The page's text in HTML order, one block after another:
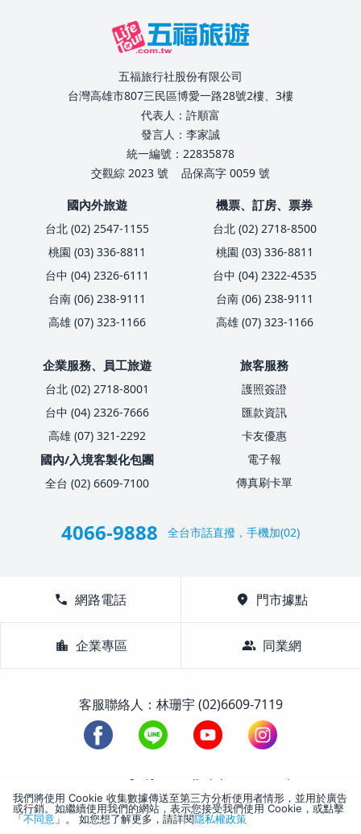
五福旅行社股份有限公司
台灣高雄市807三民區博愛一路28號2樓、3樓
代表人：許順富
發言人：李家誠
統一編號：22835878
交觀綜 2023 號
品保高字 0059 號
國內外旅遊
台北 (02) 2547-1155
桃園 (03) 336-8811
台中 (04) 2326-6111
台南 (06) 238-9111
高雄 (07) 323-1166
機票、訂房、票券
台北 (02) 2718-8500
桃園 (03) 336-8811
台中 (04) 2322-4535
台南 (06) 238-9111
高雄 (07) 323-1166
企業服務、員工旅遊
台北 (02) 2718-8001
台中 (04) 2326-7666
高雄 (07) 321-2292
國內/入境客製化包團
全台 (02) 6609-7100
旅客服務
護照簽證
匯款資訊
卡友優惠
電子報
傳真刷卡單
4066-9888 全台市話直撥，手機加(02)
call 網路電話 location_on 門市據點
location_city 企業專區 group 同業網
客服聯絡人：林珊宇 (02)6609-7119
1988-2026 © Lifetour All Rights Reserved.
我們將使用 Cookie 收集數據傳送至第三方分析使用者情形，並用於廣告
或行銷。如繼續使用我們的網站，表示您接受我們使用 Cookie，或點擊
「不同意 」。 如您想了解更多，請詳閱隱私權政策